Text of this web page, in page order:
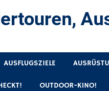
AUSFLUGSZIELE
OUTDOOR-KINO!